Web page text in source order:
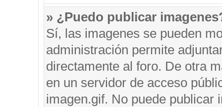
» ¿Puedo publicar
Sí, las imagenes se pueden
administración permite
directamente al foro. De otra
en un servidor de acceso
imagen.gif. No puede publicar